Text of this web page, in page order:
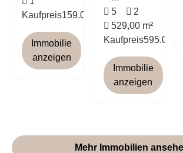
Kaufpreis159.000 €
Immobilie
anzeigen
5
2
529,00 m²
Kaufpreis595.000 €
Immobilie
anzeigen
Mehr Immobilien